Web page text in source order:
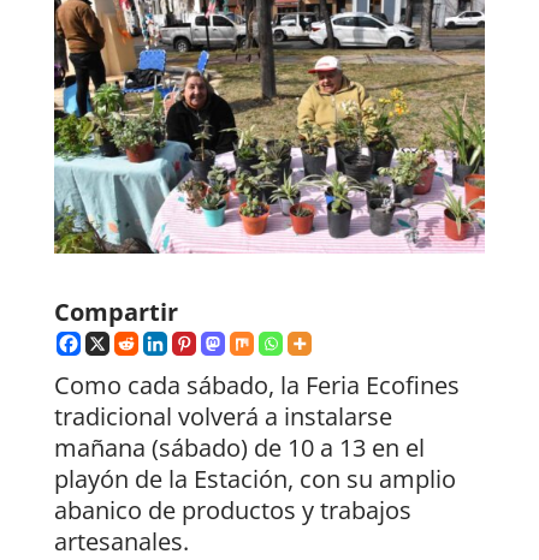
Compartir
Como cada sábado, la Feria Ecofines
tradicional volverá a instalarse
mañana (sábado) de 10 a 13 en el
playón de la Estación, con su amplio
abanico de productos y trabajos
artesanales.